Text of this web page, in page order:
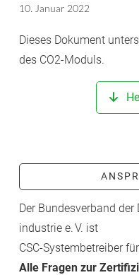
10. Januar 2022
Dieses Dokument
des CO2-Moduls.
Der Bundesverband
industrie e. V. ist
CSC-­Systembetreiber
Alle Fragen zur